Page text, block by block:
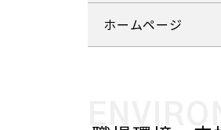
ホームページ